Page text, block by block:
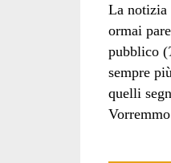
La notizia
ormai
pubblico (
sempre
quelli